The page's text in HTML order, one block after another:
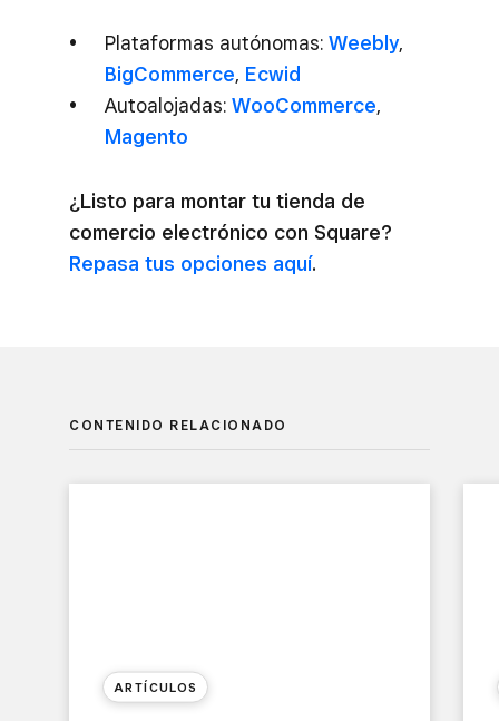
Plataformas autónomas: Weebly,
BigCommerce, Ecwid
Autoalojadas: WooCommerce,
Magento
¿Listo para montar tu tienda de
comercio electrónico con Square?
Repasa tus opciones aquí.
CONTENIDO RELACIONADO
ARTÍCULOS